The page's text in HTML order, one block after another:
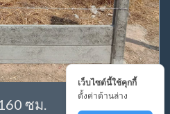
ซม.
เว็บไซต์นี้ใช้คุกกี้
ตั้งค่าด้านล่าง